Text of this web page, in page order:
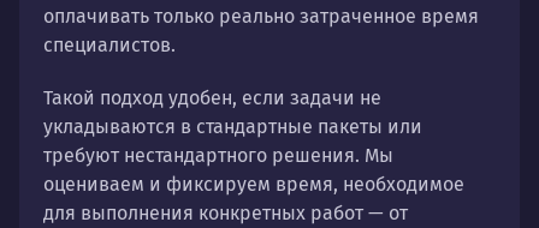
оплачивать только реально затраченное время
специалистов.
Такой подход удобен, если задачи не
укладываются в стандартные пакеты или
требуют нестандартного решения. Мы
оцениваем и фиксируем время, необходимое
для выполнения конкретных работ — от